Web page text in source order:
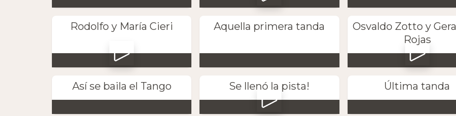
Rodolfo y María Cieri Aquella primera tanda
Osvaldo Zotto y
Rojas
Así se baila el Tango Se llenó la pista! Última tanda